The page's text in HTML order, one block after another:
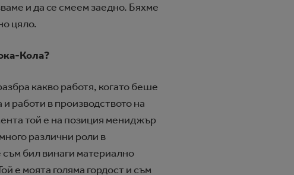
и да се смеем заедно. Бяхме
цяло.
Кола?
какво работя, когато беше
работи в производството на
той е на позиция мениджър
различни роли в
съм бил винаги материално
е моята голяма гордост и съм